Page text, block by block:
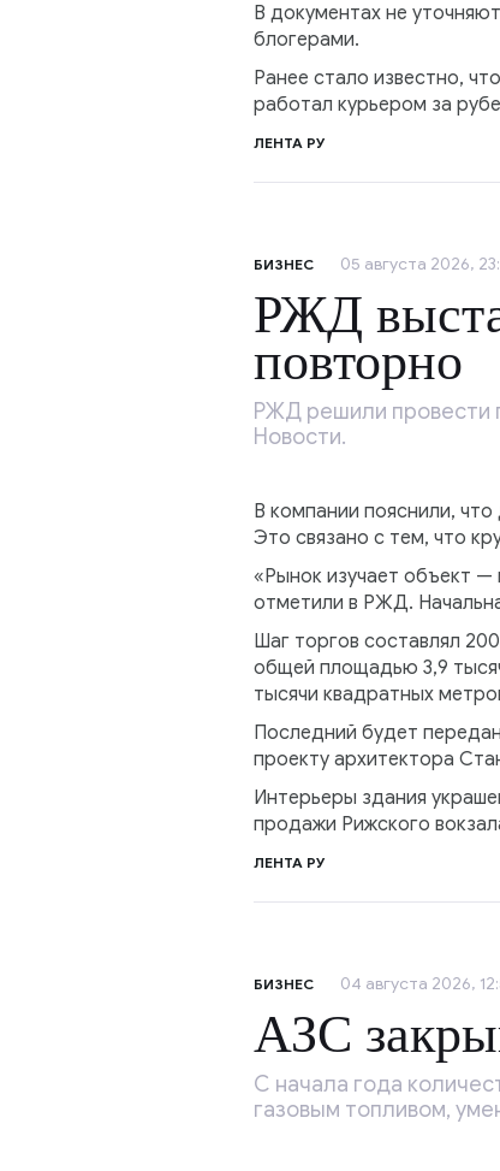
В документах не
блогерами.
Ранее стало известно,
работал курьером за
ЛЕНТА РУ
БИЗНЕС 05 августа 2026,
РЖД
повторно
РЖД решили провести
Новости.
В компании пояснили,
Это связано с тем, что
«Рынок изучает объект
отметили в РЖД.
Шаг торгов составлял
общей площадью 3,9
тысячи квадратных
Последний будет
проекту архитектора
Интерьеры здания
продажи Рижского
ЛЕНТА РУ
БИЗНЕС 04 августа 2026,
АЗС
С начала года
газовым топливом,